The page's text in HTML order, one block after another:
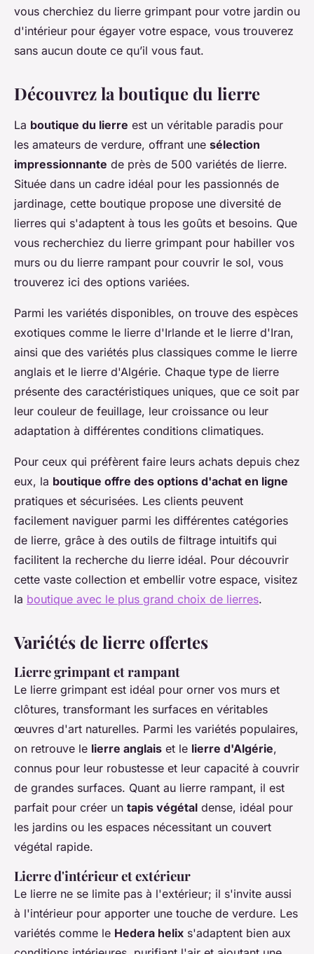
vous cherchiez du lierre grimpant pour votre jardin ou
d'intérieur pour égayer votre espace, vous trouverez
sans aucun doute ce qu’il vous faut.
Découvrez la boutique du lierre
La boutique du lierre est un véritable paradis pour
les amateurs de verdure, offrant une sélection
impressionnante de près de 500 variétés de lierre.
Située dans un cadre idéal pour les passionnés de
jardinage, cette boutique propose une diversité de
lierres qui s'adaptent à tous les goûts et besoins. Que
vous recherchiez du lierre grimpant pour habiller vos
murs ou du lierre rampant pour couvrir le sol, vous
trouverez ici des options variées.
Parmi les variétés disponibles, on trouve des espèces
exotiques comme le lierre d'Irlande et le lierre d'Iran,
ainsi que des variétés plus classiques comme le lierre
anglais et le lierre d'Algérie. Chaque type de lierre
présente des caractéristiques uniques, que ce soit par
leur couleur de feuillage, leur croissance ou leur
adaptation à différentes conditions climatiques.
Pour ceux qui préfèrent faire leurs achats depuis chez
eux, la boutique offre des options d'achat en ligne
pratiques et sécurisées. Les clients peuvent
facilement naviguer parmi les différentes catégories
de lierre, grâce à des outils de filtrage intuitifs qui
facilitent la recherche du lierre idéal. Pour découvrir
cette vaste collection et embellir votre espace, visitez
la boutique avec le plus grand choix de lierres.
Variétés de lierre offertes
Lierre grimpant et rampant
Le lierre grimpant est idéal pour orner vos murs et
clôtures, transformant les surfaces en véritables
œuvres d'art naturelles. Parmi les variétés populaires,
on retrouve le lierre anglais et le lierre d'Algérie,
connus pour leur robustesse et leur capacité à couvrir
de grandes surfaces. Quant au lierre rampant, il est
parfait pour créer un tapis végétal dense, idéal pour
les jardins ou les espaces nécessitant un couvert
végétal rapide.
Lierre d'intérieur et extérieur
Le lierre ne se limite pas à l'extérieur; il s'invite aussi
à l'intérieur pour apporter une touche de verdure. Les
variétés comme le Hedera helix s'adaptent bien aux